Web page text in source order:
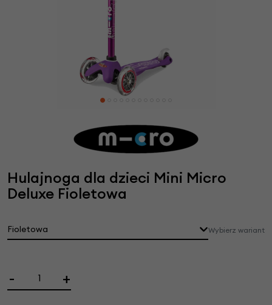
Hulajnoga dla dzieci Mini Micro
Deluxe Fioletowa
Fioletowa Wybierz wariant
- +